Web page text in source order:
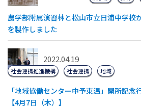
農学部附属演習林と松山市立日浦中学校
を製作しました
2022.04.19
「地域協働センター中予東温」開所記念
【4月7日（木）】
社会連携推進機構 社会連携 地域